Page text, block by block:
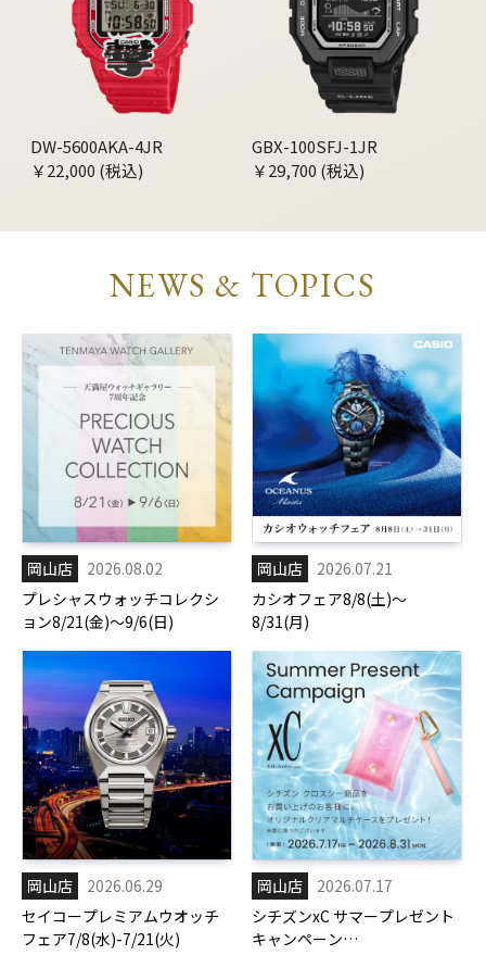
DW-5600AKA-4JR
￥22,000 (税込)
GBX-100SFJ-1JR
￥29,700 (税込)
NEWS & TOPICS
岡山店
2026.08.02
プレシャスウォッチコレクシ
ョン8/21(金)～9/6(日)
岡山店
2026.07.21
カシオフェア8/8(土)～
8/31(月)
岡山店
2026.06.29
セイコープレミアムウオッチ
フェア7/8(水)-7/21(火)
岡山店
2026.07.17
シチズンxC サマープレゼント
キャンペーン